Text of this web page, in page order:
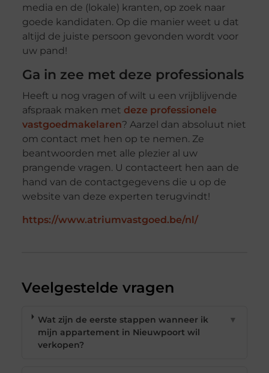
media en de (lokale) kranten, op zoek naar
goede kandidaten. Op die manier weet u dat
altijd de juiste persoon gevonden wordt voor
uw pand!
Ga in zee met deze professionals
Heeft u nog vragen of wilt u een vrijblijvende
afspraak maken met deze professionele
vastgoedmakelaren? Aarzel dan absoluut niet
om contact met hen op te nemen. Ze
beantwoorden met alle plezier al uw
prangende vragen. U contacteert hen aan de
hand van de contactgegevens die u op de
website van deze experten terugvindt!
https://www.atriumvastgoed.be/nl/
Veelgestelde vragen
Wat zijn de eerste stappen wanneer ik
mijn appartement in Nieuwpoort wil
verkopen?
▼